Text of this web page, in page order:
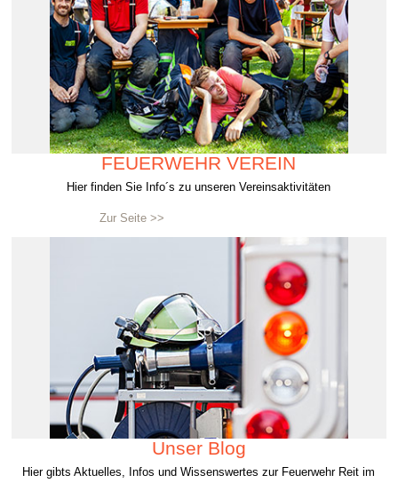
FEUERWEHR VEREIN
Hier finden Sie Info´s zu unseren Vereinsaktivitäten
Zur Seite >>
Unser Blog
Hier gibts Aktuelles, Infos und Wissenswertes zur Feuerwehr Reit im